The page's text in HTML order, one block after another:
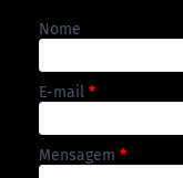
Nome
E-mail *
Mensagem *